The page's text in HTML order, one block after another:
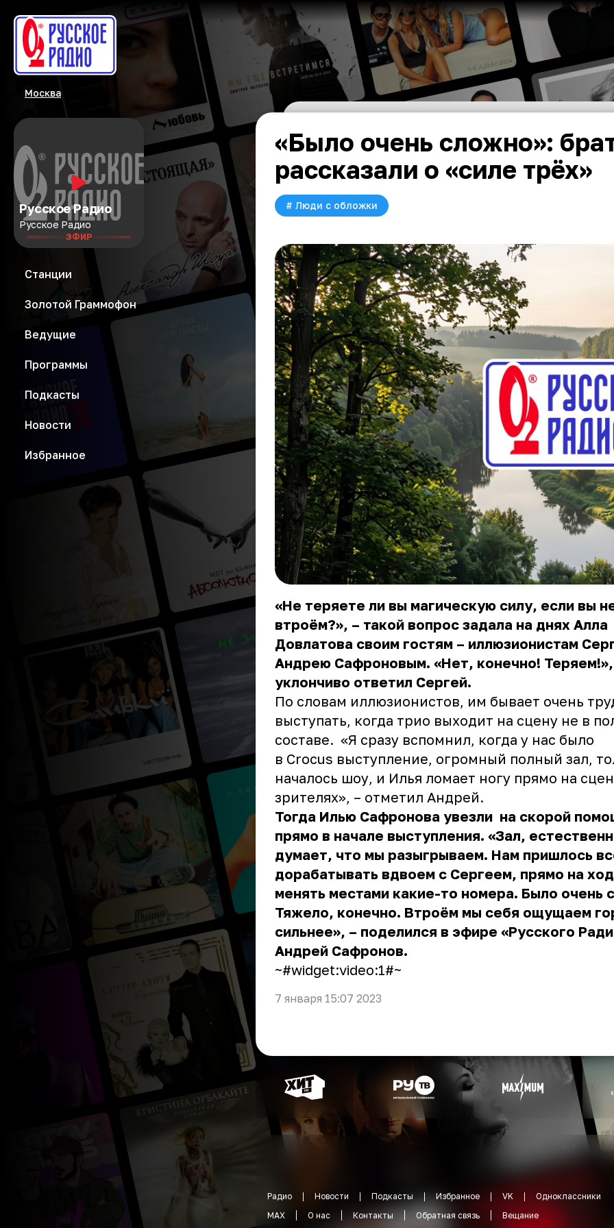
Москва
Русское Радио
Русское Радио
ЭФИР
Станции
Золотой Граммофон
Ведущие
Программы
Подкасты
Новости
Избранное
«Было очень сложно»:
рассказали о «силе трёх»
# Люди с обложки
«Не теряете ли вы магическую силу, если вы
втроём?», – такой вопрос задала на днях Алла
Довлатова своим гостям – иллюзионистам
Андрею Сафроновым. «Нет, конечно!
уклончиво ответил Сергей.
По словам иллюзионистов, им бывает очень
выступать, когда трио выходит на сцену не в
составе. «Я сразу вспомнил, когда у нас было
в Crocus выступление, огромный полный зал,
началось шоу, и Илья ломает ногу прямо на
зрителях», – отметил Андрей.
Тогда Илью Сафронова увезли на скорой
прямо в начале выступления. «Зал,
думает, что мы разыгрываем. Нам пришлось
дорабатывать вдвоем с Сергеем, прямо на
менять местами какие-то номера. Было очень
Тяжело, конечно. Втроём мы себя ощущаем
сильнее», – поделился в эфире «Русского
Андрей Сафронов.
~#widget:video:1#~
7 января 15:07 2023
Радио Новости Подкасты Избранное VK
Одноклассники
MAX
О нас Контакты Обратная связь Вещание